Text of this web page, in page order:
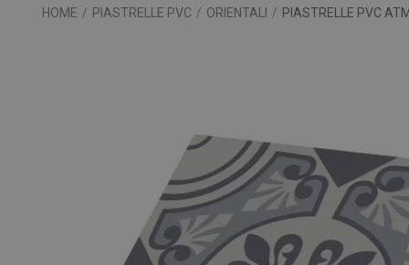
HOME / PIASTRELLE PVC / ORIENTALI / PIASTRELLE PVC